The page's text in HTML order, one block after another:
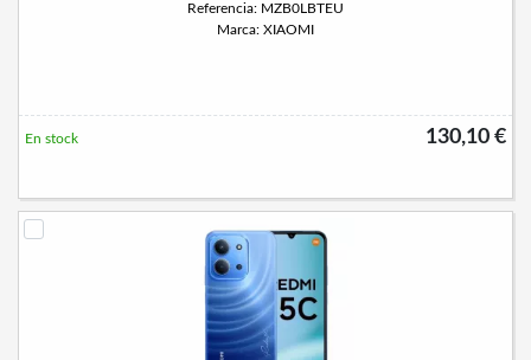
Referencia: MZB0LBTEU
Marca: XIAOMI
130,10 €
En stock